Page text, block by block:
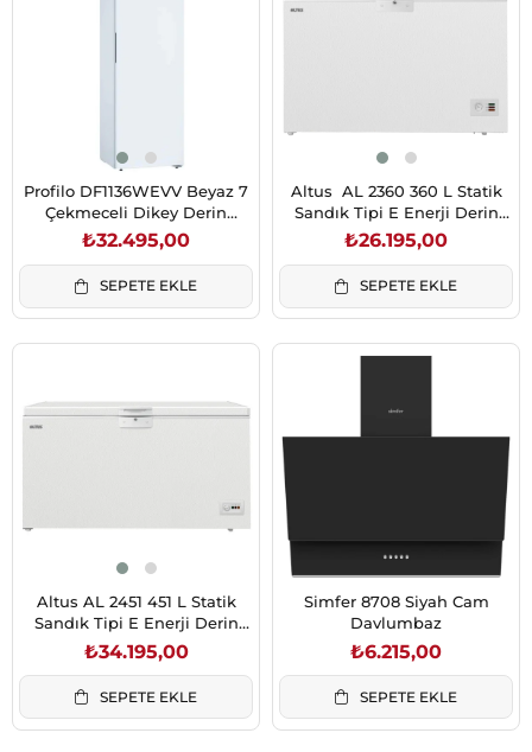
Profilo DF1136WEVV Beyaz 7
Çekmeceli Dikey Derin
Dondurucu 249 L 186/60 E
₺32.495,00
SEPETE EKLE
Altus AL 2360 360 L Statik
Sandık Tipi E Enerji Derin
Dondurucu
₺26.195,00
SEPETE EKLE
Altus AL 2451 451 L Statik
Sandık Tipi E Enerji Derin
Dondurucu
₺34.195,00
SEPETE EKLE
Simfer 8708 Siyah Cam
Davlumbaz
₺6.215,00
SEPETE EKLE